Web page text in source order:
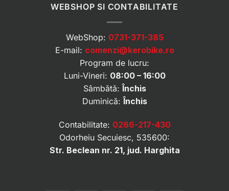
WEBSHOP SI CONTABILITATE
WebShop: 0731-371-385
E-mail: comenzi@kerobike.ro
Program de lucru:
Luni-Vineri: 08:00 – 16:00
Sâmbătă:Închis
Duminică:Închis
Contabilitate: 0266-217-430
Odorheiu Secuiesc, 535600:
Str. Beclean nr. 21, jud. Harghita